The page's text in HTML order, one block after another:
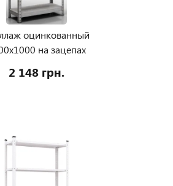
оцинкованный
на зацепах
2 148 грн.